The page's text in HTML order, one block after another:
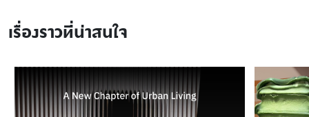
เรื่องราวที่น่าสนใจ